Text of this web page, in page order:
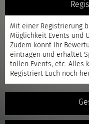
Mit einer Registrierung
Möglichkeit Events und
Zudem könnt Ihr
eintragen und erhaltet
tollen Events, etc. Alles
Registriert Euch noch